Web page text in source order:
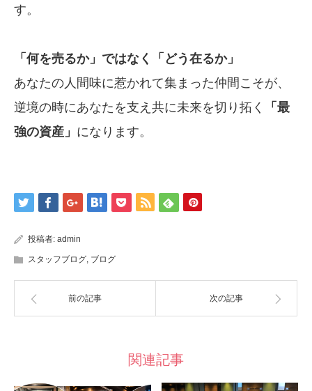
す。
「何を売るか」ではなく「どう在るか」
あなたの人間味に惹かれて集まった仲間こそが、
逆境の時にあなたを支え共に未来を切り拓く
「最
強の資産」 になります。
投稿者: admin
スタッフブログ ブログ
前の記事 次の記事
関連記事